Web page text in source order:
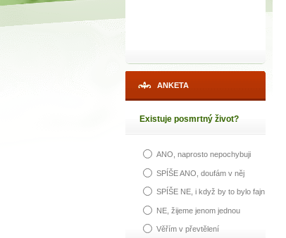
ANKETA
Existuje posmrtný život?
ANO, naprosto nepochybuji
SPÍŠE ANO, doufám v něj
SPÍŠE NE, i když by to bylo fajn
NE, žijeme jenom jednou
Věřím v převtělení